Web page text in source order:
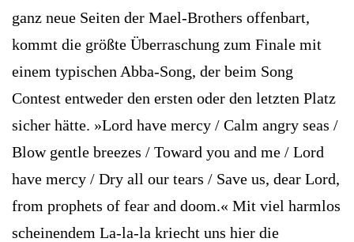
ganz neue Seiten der Mael-Brothers offenbart,
kommt die größte Überraschung zum Finale mit
einem typischen Abba-Song, der beim Song
Contest entweder den ersten oder den letzten Platz
sicher hätte. »Lord have mercy / Calm angry seas /
Blow gentle breezes / Toward you and me / Lord
have mercy / Dry all our tears / Save us, dear Lord,
from prophets of fear and doom.« Mit viel harmlos
scheinendem La-la-la kriecht uns hier die